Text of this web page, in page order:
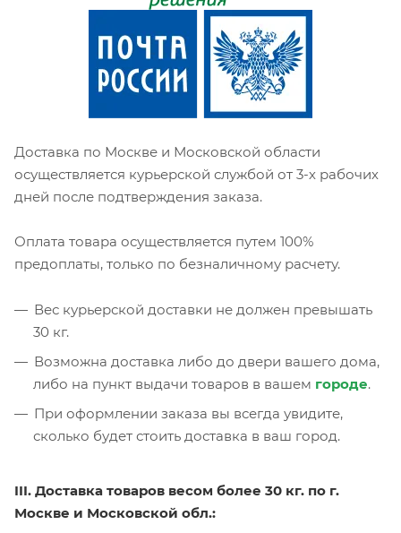
Доставка по Москве и Московской области
осуществляется курьерской службой от 3-х рабочих
дней после подтверждения заказа.
Оплата товара осуществляется путем 100%
предоплаты, только по безналичному расчету.
Вес курьерской доставки не должен превышать
30 кг.
Возможна доставка либо до двери вашего дома,
либо на пункт выдачи товаров в вашем городе.
При оформлении заказа вы всегда увидите,
сколько будет стоить доставка в ваш город.
III. Доставка товаров весом более 30 кг. по г.
Москве и Московской обл.: